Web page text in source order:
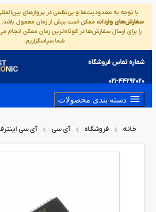
با توجه به محدودیت‌ها و بی‌نظمی در پروازهای
سفارش‌های واردات ممکن است بیش از زمان معمول باشد.
را برای ارسال سفارش‌ها در کوتاه‌ترین زمان ممکن انجام
شما سپاسگزاریم.
شماره تماس فروشگاه
021-44292020
دسته بندی محصولات
خانه فروشگاه آی سی آی سی